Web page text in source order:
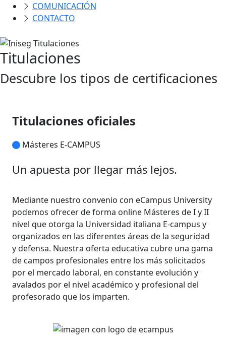
COMUNICACIÓN
CONTACTO
Titulaciones
Descubre los tipos de certificaciones
Titulaciones oficiales
Másteres E-CAMPUS
Un apuesta por llegar más lejos.
Mediante nuestro convenio con eCampus University
podemos ofrecer de forma online Másteres de I y II
nivel que otorga la Universidad italiana E-campus y
organizados en las diferentes áreas de la seguridad
y defensa. Nuestra oferta educativa cubre una gama
de campos profesionales entre los más solicitados
por el mercado laboral, en constante evolución y
avalados por el nivel académico y profesional del
profesorado que los imparten.